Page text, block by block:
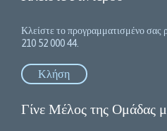
Κλείστε το προγραμματισμένο
210 52 000 44.
Κλήση
Γίνε Μέλος της Ομάδας